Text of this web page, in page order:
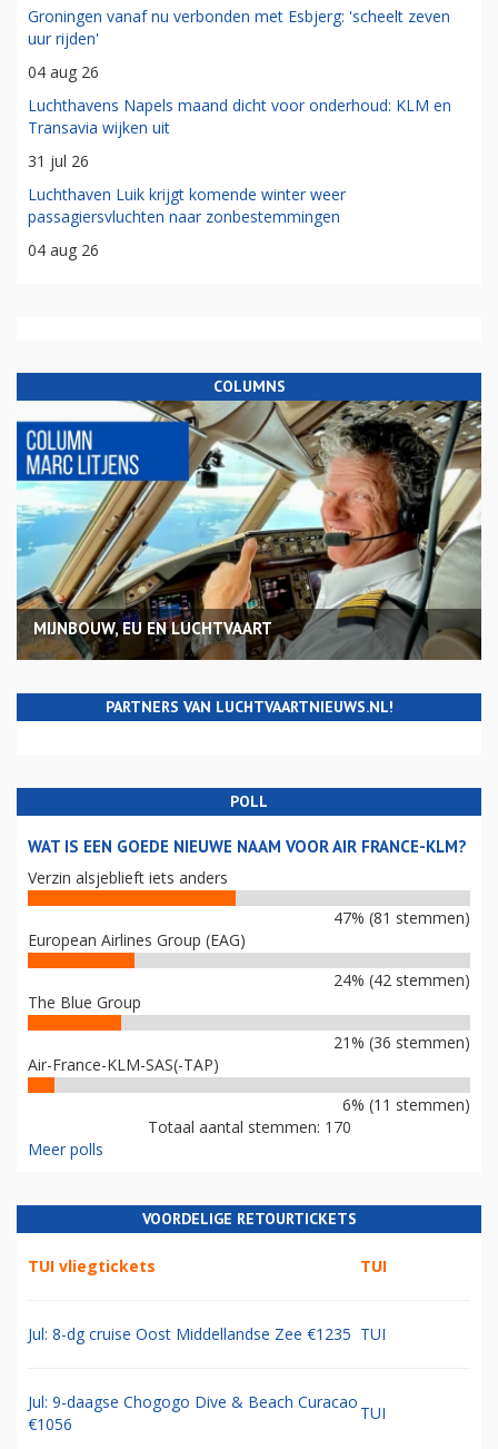
Groningen vanaf nu verbonden met Esbjerg: 'scheelt zeven
uur rijden'
04 aug 26
Luchthavens Napels maand dicht voor onderhoud: KLM en
Transavia wijken uit
31 jul 26
Luchthaven Luik krijgt komende winter weer
passagiersvluchten naar zonbestemmingen
04 aug 26
COLUMNS
MIJNBOUW, EU EN LUCHTVAART
PARTNERS VAN LUCHTVAARTNIEUWS.NL!
POLL
WAT IS EEN GOEDE NIEUWE NAAM VOOR AIR FRANCE-KLM?
Verzin alsjeblieft iets anders
47% (81 stemmen)
European Airlines Group (EAG)
24% (42 stemmen)
The Blue Group
21% (36 stemmen)
Air-France-KLM-SAS(-TAP)
6% (11 stemmen)
Totaal aantal stemmen: 170
Meer polls
VOORDELIGE RETOURTICKETS
TUI vliegtickets TUI
Jul: 8-dg cruise Oost Middellandse Zee €1235 TUI
Jul: 9-daagse Chogogo Dive & Beach Curacao
€1056
TUI